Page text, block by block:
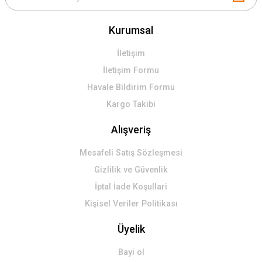
Kurumsal
İletişim
İletişim Formu
Havale Bildirim Formu
Kargo Takibi
Alışveriş
Mesafeli Satış Sözleşmesi
Gizlilik ve Güvenlik
İptal İade Koşullari
Kişisel Veriler Politikası
Üyelik
Bayi ol